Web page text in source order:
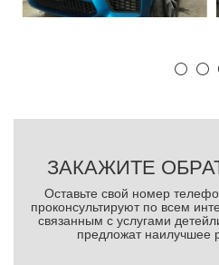
ЗАКАЖИТЕ
Оставьте свой номер
проконсультируют по всем
связанным с услугами
предложат наилучшее